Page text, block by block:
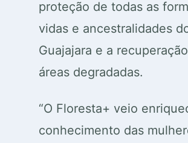
proteção de todas as
vidas e ancestralidades
Guajajara e a
áreas degradadas.
“O Floresta+ veio
conhecimento das